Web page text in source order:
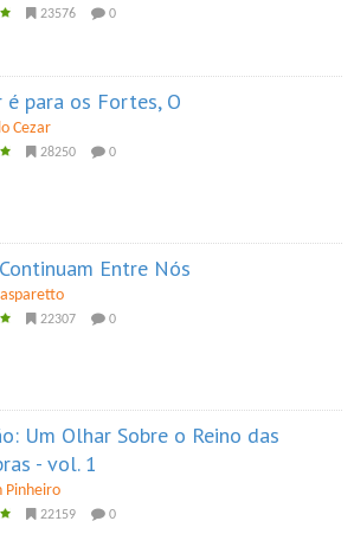
23576 0
é para os Fortes, O
Cezar
28250 0
Entre Nós
22307 0
Um Olhar Sobre o Reino das
- vol. 1
Pinheiro
22159 0